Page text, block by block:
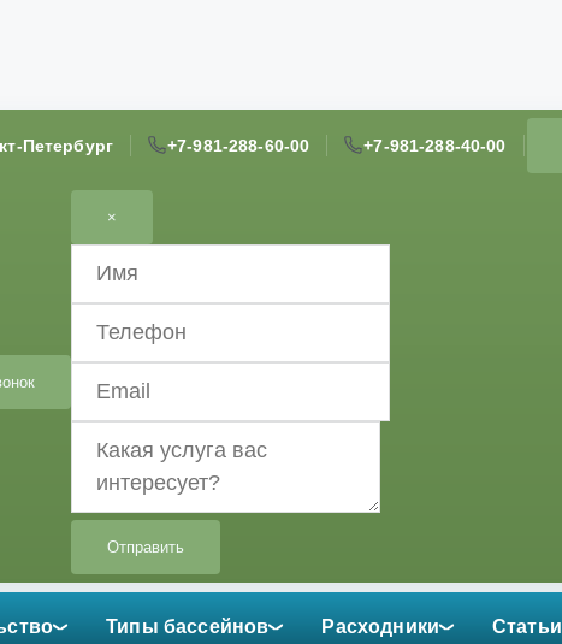
Петербург +7-981-288-60-00 +7-981-288-40-00
×
Отправить
Типы бассейнов Расходники Статьи